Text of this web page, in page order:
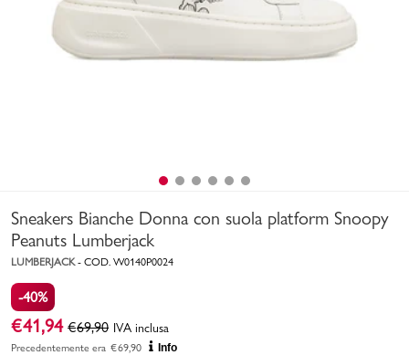
Bambino
Marchi
Sneakers Bianche Donna con suola platform Snoopy
Peanuts Lumberjack
LUMBERJACK - COD. W0140P0024
-40%
€41,94 €69,90 IVA inclusa
Precedentemente era €69,90 Info